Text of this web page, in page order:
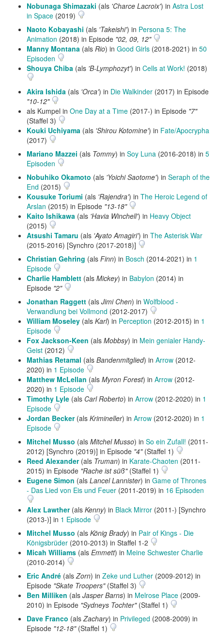
Nobunaga Shimazaki (als 'Charce Lacroix') in Astra Lost
in Space (2019)
Naoto Kobayashi (als 'Takeishi') in Persona 5: The
Animation (2018) in Episode "02, 09, 12"
Manny Montana (als Rio) in Good Girls (2018-2021) in 50
Episoden
Shouya Chiba (als 'B-Lymphozyt') in Cells at Work! (2018)
Akira Ishida (als 'Orca') in Die Walkinder (2017) in Episode
"10-12"
als Kumpel in One Day at a Time (2017-) in Episode "7"
(Staffel 3)
Kouki Uchiyama (als 'Shirou Kotomine') in Fate/Apocrypha
(2017)
Mariano Mazzei (als Tommy) in Soy Luna (2016-2018) in 5
Episoden
Nobuhiko Okamoto (als 'Yoichi Saotome') in Seraph of the
End (2015)
Kousuke Toriumi (als 'Rajendra') in The Heroic Legend of
Arslan (2015) in Episode "13-18"
Kaito Ishikawa (als 'Havia Winchell') in Heavy Object
(2015)
Atsushi Tamaru (als 'Ayato Amagiri') in The Asterisk War
(2015-2016) [Synchro (2017-2018)]
Christian Gehring (als Finn) in Bosch (2014-2021) in 1
Episode
Charlie Hamblett (als Mickey) in Babylon (2014) in
Episode "2"
Jonathan Raggett (als Jimi Chen) in Wolfblood -
Verwandlung bei Vollmond (2012-2017)
William Moseley (als Karl) in Perception (2012-2015) in 1
Episode
Fox Jackson-Keen (als Mobbsy) in Mein genialer Handy-
Geist (2012)
Mathias Retamal (als Bandenmitglied) in Arrow (2012-
2020) in 1 Episode
Matthew McLellan (als Myron Forest) in Arrow (2012-
2020) in 1 Episode
Timothy Lyle (als Carl Roberto) in Arrow (2012-2020) in 1
Episode
Jordan Becker(als Krimineller) in Arrow (2012-2020) in 1
Episode
Mitchel Musso (als Mitchel Musso) in So ein Zufall! (2011-
2012) [Synchro (2019)] in Episode "4"(Staffel 1)
Reed Alexander(als Truman) in Karate-Chaoten (2011-
2015) in Episode "Rache ist süß"(Staffel 1)
Eugene Simon (als Lancel Lannister) in Game of Thrones
- Das Lied von Eis und Feuer (2011-2019) in 16 Episoden
Alex Lawther(als Kenny) in Black Mirror (2011-) [Synchro
(2013-)] in 1 Episode
Mitchel Musso (als König Brady) in Pair of Kings - Die
Königsbrüder (2010-2013) in Staffel 1-2
Micah Williams (als Emmett) in Meine Schwester Charlie
(2010-2014)
Eric André (als Zorn) in Zeke und Luther (2009-2012) in
Episode "Skate Troopers"(Staffel 3)
Ben Milliken (als Jasper Barns) in Melrose Place (2009-
2010) in Episode "Sydneys Tochter"(Staffel 1)
Dave Franco (als Zachary) in Privileged (2008-2009) in
Episode "12-18"(Staffel 1)